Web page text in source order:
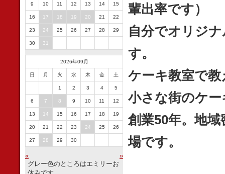
輩出率です）
自分でオリジ
す。
ケーキ教室で
小さな街のケ
創業50年。地
場です。
9 10 11 12 13 14 15
16 17 18 19 20 21 22
23 24 25 26 27 28 29
30 31
2026年09月
日 月 火 水 木 金 土
1 2 3 4 5
6 7 8 9 10 11 12
13 14 15 16 17 18 19
20 21 22 23 24 25 26
27 28 29 30
«
»
グレー色のところはエミリーお